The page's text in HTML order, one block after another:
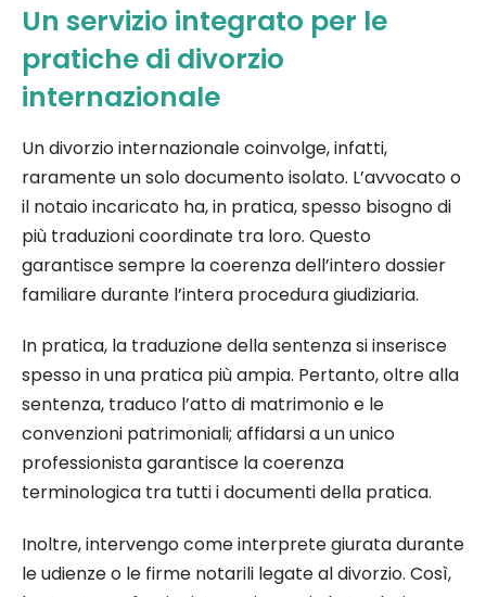
Un servizio integrato per le
pratiche di divorzio
internazionale
Un divorzio internazionale coinvolge, infatti,
raramente un solo documento isolato. L’avvocato o
il notaio incaricato ha, in pratica, spesso bisogno di
più traduzioni coordinate tra loro. Questo
garantisce sempre la coerenza dell’intero dossier
familiare durante l’intera procedura giudiziaria.
In pratica, la traduzione della sentenza si inserisce
spesso in una pratica più ampia. Pertanto, oltre alla
sentenza, traduco l’atto di matrimonio e le
convenzioni patrimoniali; affidarsi a un unico
professionista garantisce la coerenza
terminologica tra tutti i documenti della pratica.
Inoltre, intervengo come interprete giurata durante
le udienze o le firme notarili legate al divorzio. Così,